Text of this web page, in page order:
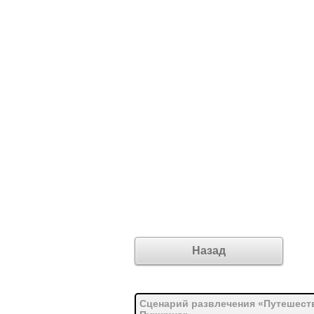
Назад
Сценарий развлечения